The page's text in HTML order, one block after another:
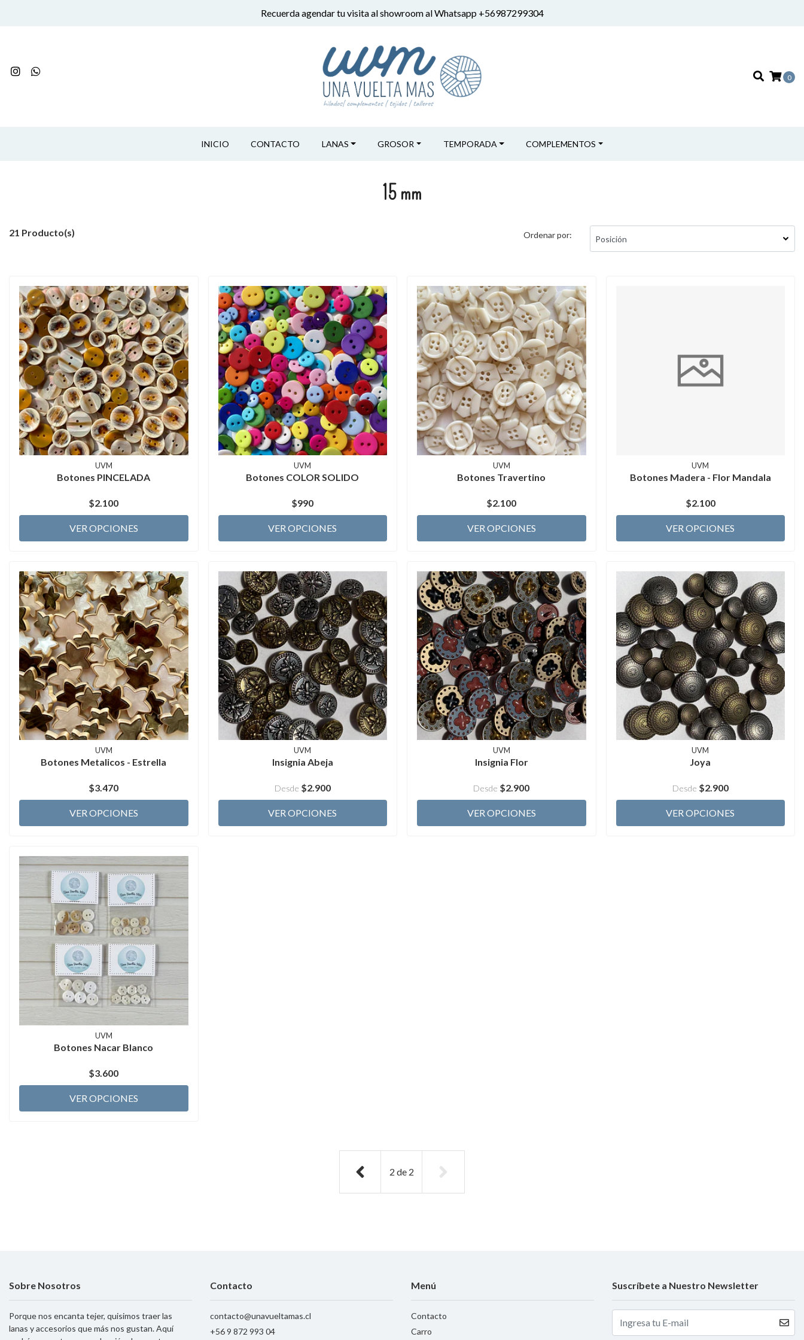
Recuerda agendar tu visita al showroom al Whatsapp +56987299304
0
INICIO CONTACTO LANAS GROSOR TEMPORADA COMPLEMENTOS
15 mm
21 Producto(s) Ordenar por:
UVM
Botones PINCELADA
$2.100
VER OPCIONES
UVM
Botones COLOR SOLIDO
$990
VER OPCIONES
UVM
Botones Travertino
$2.100
VER OPCIONES
UVM
Botones Madera - Flor Mandala
$2.100
VER OPCIONES
UVM
Botones Metalicos - Estrella
$3.470
VER OPCIONES
UVM
Insignia Abeja
Desde $2.900
VER OPCIONES
UVM
Insignia Flor
Desde $2.900
VER OPCIONES
UVM
Joya
Desde $2.900
VER OPCIONES
UVM
Botones Nacar Blanco
$3.600
VER OPCIONES
2 de 2
Sobre Nosotros
Porque nos encanta tejer, quisimos traer las
lanas y accesorios que más nos gustan. Aquí
Contacto
contacto@unavueltamas.cl
+56 9 872 993 04
Menú
Contacto
Carro
Suscríbete a Nuestro Newsletter